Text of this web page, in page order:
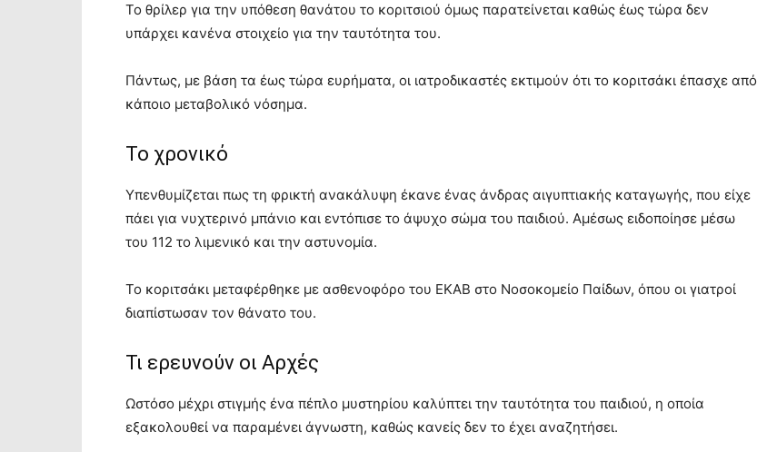
Το θρίλερ για την υπόθεση θανάτου το κοριτσιού όμως παρατείνεται καθώς έως τώρα δεν
υπάρχει κανένα στοιχείο για την ταυτότητα του.
Πάντως, με βάση τα έως τώρα ευρήματα, οι ιατροδικαστές εκτιμούν ότι το κοριτσάκι έπασχε από
κάποιο μεταβολικό νόσημα.
Το χρονικό
Υπενθυμίζεται πως τη φρικτή ανακάλυψη έκανε ένας άνδρας αιγυπτιακής καταγωγής, που είχε
πάει για νυχτερινό μπάνιο και εντόπισε το άψυχο σώμα του παιδιού. Αμέσως ειδοποίησε μέσω
του 112 το λιμενικό και την αστυνομία.
Το κοριτσάκι μεταφέρθηκε με ασθενοφόρο του ΕΚΑΒ στο Νοσοκομείο Παίδων, όπου οι γιατροί
διαπίστωσαν τον θάνατο του.
Τι ερευνούν οι Αρχές
Ωστόσο μέχρι στιγμής ένα πέπλο μυστηρίου καλύπτει την ταυτότητα του παιδιού, η οποία
εξακολουθεί να παραμένει άγνωστη, καθώς κανείς δεν το έχει αναζητήσει.